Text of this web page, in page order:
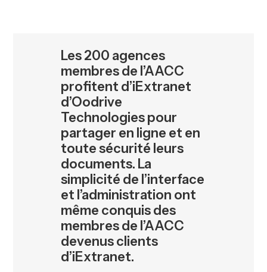
Nous contacter
Les 200 agences
membres de l’AACC
profitent d’iExtranet
d’Oodrive
Technologies pour
partager en ligne et en
toute sécurité leurs
documents. La
simplicité de l’interface
et l’administration ont
même conquis des
membres de l’AACC
devenus clients
d’iExtranet.